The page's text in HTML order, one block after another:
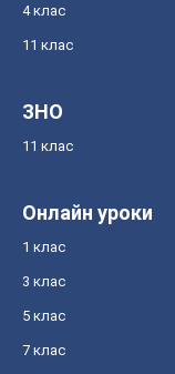
4 клас
11 клас
ЗНО
11 клас
Онлайн уроки
1 клас
3 клас
5 клас
7 клас